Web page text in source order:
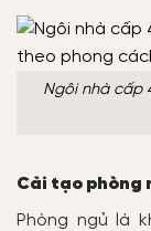
Ngôi nhà cấp
Cải tạo phòng
Phòng ngủ là